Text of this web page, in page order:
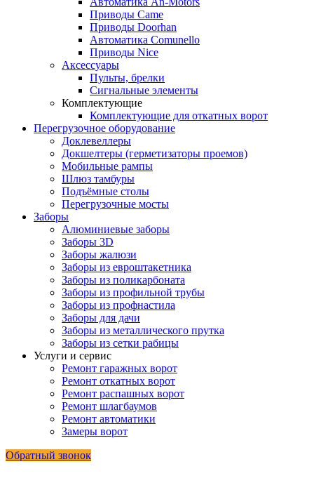
Приводы Came
Приводы Doorhan
Автоматика Comunello
Приводы Nice
Аксессуары
Пульты, брелки
Сигнальные элементы
Комплектующие
Комплектующие для откатных ворот
Перегрузочное оборудование
Доклевеллеры
Докшелтеры (герметизаторы проемов)
Мобильные рампы
Шлюз тамбуры
Подъёмные столы
Перегрузочные мосты
Заборы
Алюминиевые заборы
Заборы 3D
Заборы жалюзи
Заборы из евроштакетника
Заборы из поликарбоната
Заборы из профильной трубы
Заборы из профнастила
Заборы для дачи
Заборы из металлического прутка
Заборы из сетки рабицы
Услуги и сервис
Ремонт гаражных ворот
Ремонт откатных ворот
Ремонт распашных ворот
Ремонт шлагбаумов
Ремонт автоматики
Замеры ворот
Обратный звонок